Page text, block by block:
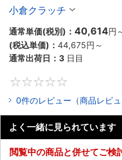
小倉クラッチ
通常単価(税別)： 40,614円
(税込単価)： 44,675円 ～
通常出荷日： 3 日目
0件のレビュー（商品レビュ
よく一緒に見られています
閲覧中の商品と併せてご検